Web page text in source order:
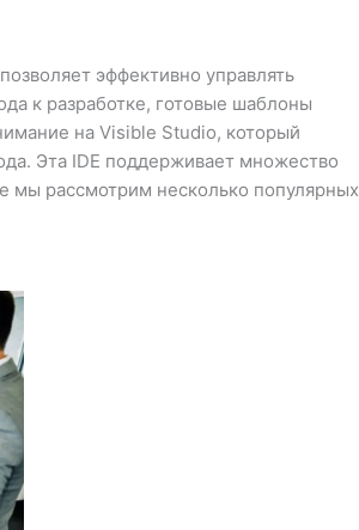
эффективно управлять
к разработке, готовые шаблоны
на Visible Studio, который
Эта IDE поддерживает множество
мы рассмотрим несколько популярных